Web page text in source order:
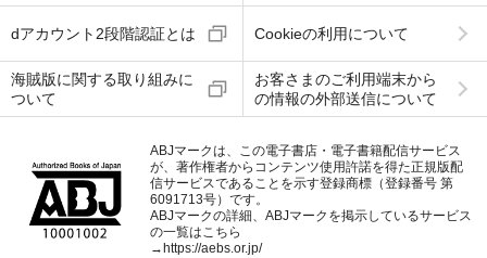
dアカウント2段階認証とは Cookieの利用について
海賊版に関する取り組みに
ついて
お客さまのご利用端末から
の情報の外部送信について
ABJマークは、この電子書店・電子書籍配信サービス
が、著作権者からコンテンツ使用許諾を得た正規版配
信サービスであることを示す登録商標（登録番号 第
6091713号）です。
ABJマークの詳細、ABJマークを掲示しているサービス
の一覧はこちら
→ https://aebs.or.jp/